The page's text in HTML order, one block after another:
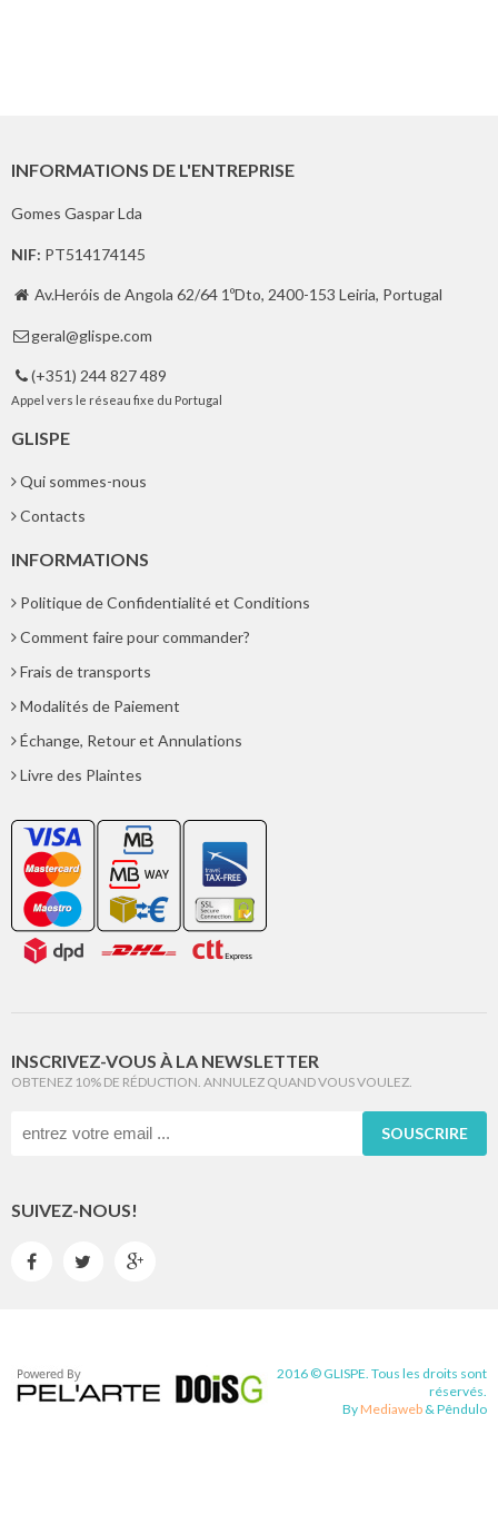
INFORMATIONS DE L'ENTREPRISE
Gomes Gaspar Lda
NIF: PT514174145
 Av.Heróis de Angola 62/64 1ºDto, 2400-153 Leiria, Portugal
 geral@glispe.com
 (+351) 244 827 489
Appel vers le réseau fixe du Portugal
GLISPE
Qui sommes-nous
Contacts
INFORMATIONS
Politique de Confidentialité et Conditions
Comment faire pour commander?
Frais de transports
Modalités de Paiement
Échange, Retour et Annulations
Livre des Plaintes
INSCRIVEZ-VOUS À LA NEWSLETTER
OBTENEZ 10% DE RÉDUCTION. ANNULEZ QUAND VOUS VOULEZ.
SOUSCRIRE
SUIVEZ-NOUS!
  
2016 © GLISPE. Tous les droits sont
réservés.
By Mediaweb & Pêndulo